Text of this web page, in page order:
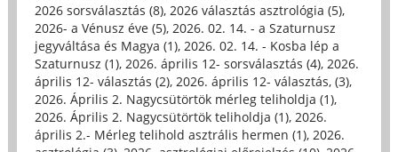
2026 sorsválasztás (8), 2026 választás asztrológia (5),
2026- a Vénusz éve (5), 2026. 02. 14. - a Szaturnusz
jegyváltása és Magya (1), 2026. 02. 14. - Kosba lép a
Szaturnusz (1), 2026. április 12- sorsválasztás (4), 2026.
április 12- választás (2), 2026. április 12- választás, (3),
2026. Április 2. Nagycsütörtök mérleg teliholdja (1),
2026. Április 2. Nagycsütörtök teliholdja (1), 2026.
április 2.- Mérleg telihold asztrális hermen (1), 2026.